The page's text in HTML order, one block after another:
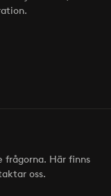
frågorna. Här finns
oss.